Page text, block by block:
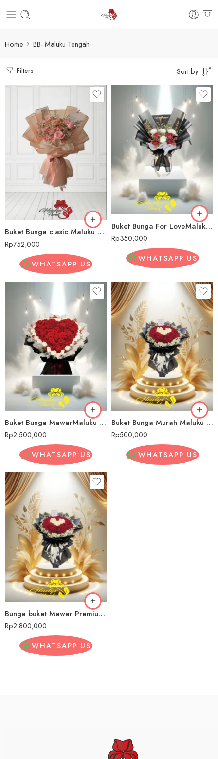
Home BB- Maluku Tengah
Filters Sort by
Buket Bunga clasic Maluku Tengah
Rp752,000
WHATSAPP US
Buket Bunga For LoveMaluku Tengah
Rp350,000
WHATSAPP US
Buket Bunga MawarMaluku Tengah
Rp2,500,000
WHATSAPP US
Buket Bunga Murah Maluku Tengah
Rp500,000
WHATSAPP US
Bunga buket Mawar PremiumMaluku Tengah
Rp2,800,000
WHATSAPP US